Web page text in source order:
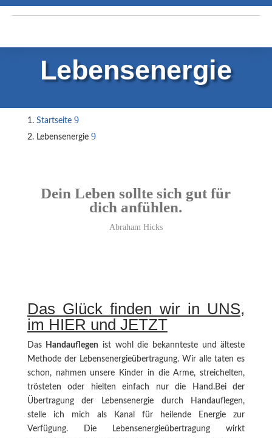
Lebensenergie
Startseite
Lebensenergie
Dein Leben sollte sich gut für
dich anfühlen.
Abraham Hicks
Das Glück finden wir in UNS,
im HIER und JETZT
Das Handauflegen
ist wohl die bekannteste und älteste
Methode der Lebensenergieübertragung. Wir alle taten es
schon, nahmen unsere Kinder in die Arme, streichelten,
trösteten oder hielten einfach nur die Hand.Bei der
Übertragung der Lebensenergie durch Handauflegen,
stelle ich mich als Kanal für heilende Energie zur
Verfügung. Die Lebensenergieübertragung wirkt